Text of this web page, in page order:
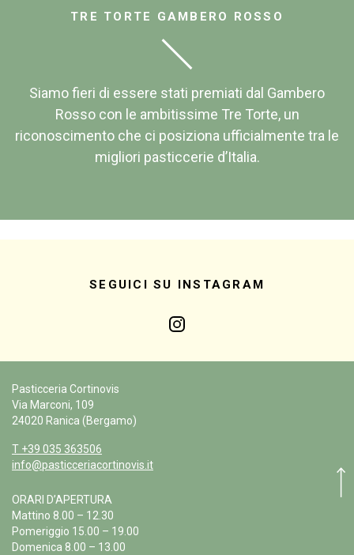
TRE TORTE GAMBERO ROSSO
Siamo fieri di essere stati premiati dal Gambero
Rosso con le ambitissime Tre Torte, un
riconoscimento che ci posiziona ufficialmente tra le
migliori pasticcerie d’Italia.
SEGUICI SU INSTAGRAM
Pasticceria Cortinovis
Via Marconi, 109
24020 Ranica (Bergamo)
T +39 035 363506
info@pasticceriacortinovis.it
ORARI D’APERTURA
Mattino 8.00 – 12.30
Pomeriggio 15.00 – 19.00
Domenica 8.00 – 13.00